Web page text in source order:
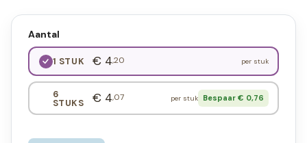
Aantal
1 STUK € 4,20 per stuk
6
STUKS € 4,07 per stuk Bespaar € 0,76